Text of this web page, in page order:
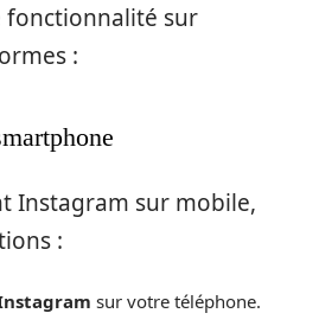
fonctionnalité sur
:
Instagram sur mobile,
:
sur votre téléphone.